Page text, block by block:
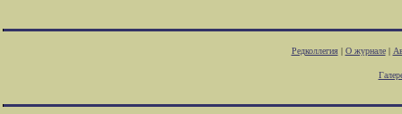
Редколлегия| О журнале|